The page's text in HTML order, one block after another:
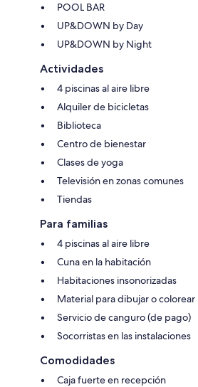
POOL BAR
UP&DOWN by Day
UP&DOWN by Night
Actividades
4 piscinas al aire libre
Alquiler de bicicletas
Biblioteca
Centro de bienestar
Clases de yoga
Televisión en zonas comunes
Tiendas
Para familias
4 piscinas al aire libre
Cuna en la habitación
Habitaciones insonorizadas
Material para dibujar o colorear
Servicio de canguro (de pago)
Socorristas en las instalaciones
Comodidades
Caja fuerte en recepción